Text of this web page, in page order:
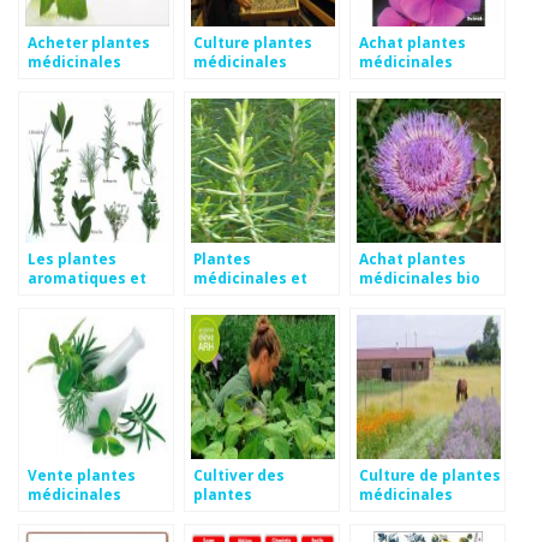
Acheter plantes
médicinales
Culture plantes
médicinales
Achat plantes
médicinales
Les plantes
aromatiques et
Plantes
médicinales et
Achat plantes
médicinales bio
Vente plantes
médicinales
Cultiver des
plantes
Culture de plantes
médicinales